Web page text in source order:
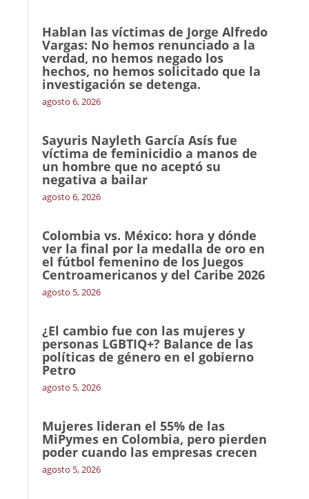
Hablan las víctimas de Jorge Alfredo
Vargas: No hemos renunciado a la
verdad, no hemos negado los
hechos, no hemos solicitado que la
investigación se detenga.
agosto 6, 2026
Sayuris Nayleth García Asís fue
víctima de feminicidio a manos de
un hombre que no aceptó su
negativa a bailar
agosto 6, 2026
Colombia vs. México: hora y dónde
ver la final por la medalla de oro en
el fútbol femenino de los Juegos
Centroamericanos y del Caribe 2026
agosto 5, 2026
¿El cambio fue con las mujeres y
personas LGBTIQ+? Balance de las
políticas de género en el gobierno
Petro
agosto 5, 2026
Mujeres lideran el 55% de las
MiPymes en Colombia, pero pierden
poder cuando las empresas crecen
agosto 5, 2026